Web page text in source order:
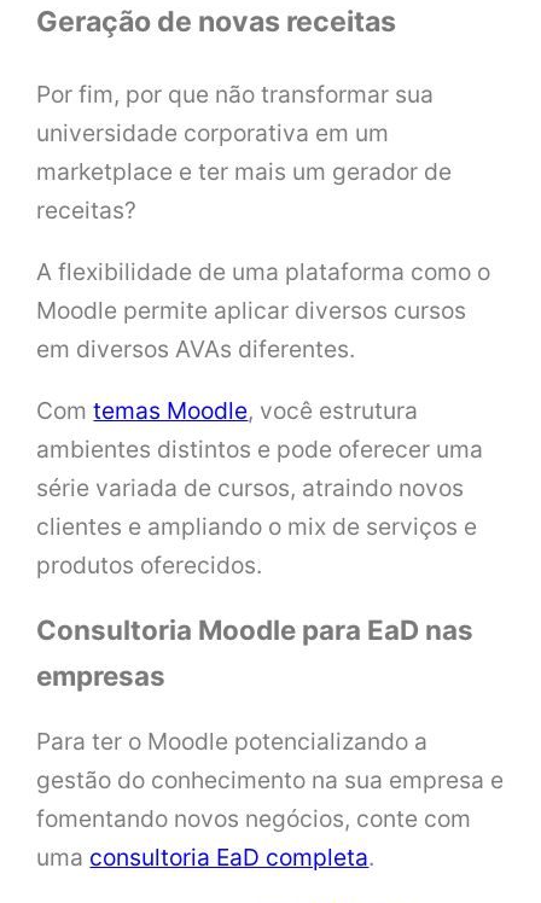
Geração de novas receitas
Por fim, por que não transformar sua
universidade corporativa em um
marketplace e ter mais um gerador de
receitas?
A flexibilidade de uma plataforma como o
Moodle permite aplicar diversos cursos
em diversos AVAs diferentes.
Comtemas Moodle, você estrutura
ambientes distintos e pode oferecer uma
série variada de cursos, atraindo novos
clientes e ampliando o mix de serviços e
produtos oferecidos.
Consultoria Moodle para EaD nas
empresas
Para ter o Moodle potencializando a
gestão do conhecimento na sua empresa e
fomentando novos negócios, conte com
uma consultoria EaD completa.